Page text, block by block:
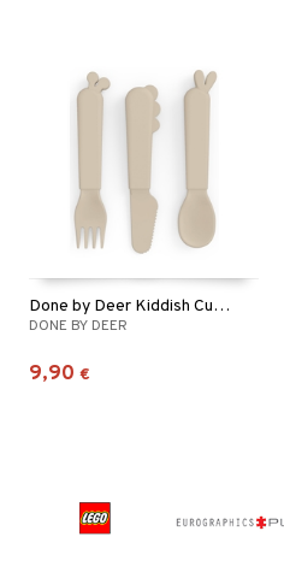
Done by Deer Kiddish Cutlery Set
DONE BY DEER
9,90 €